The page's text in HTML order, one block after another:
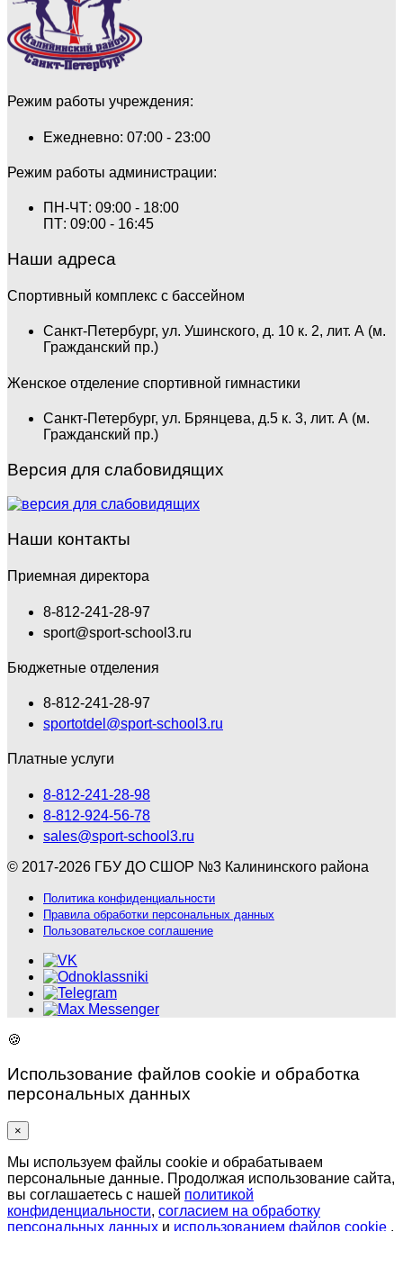
Режим работы учреждения:
Ежедневно: 07:00 - 23:00
Режим работы администрации:
ПН-ЧТ: 09:00 - 18:00
ПТ: 09:00 - 16:45
Наши адреса
Спортивный комплекс с бассейном
Санкт-Петербург, ул. Ушинского, д. 10 к. 2, лит. А (м.
Гражданский пр.)
Женское отделение спортивной гимнастики
Санкт-Петербург, ул. Брянцева, д.5 к. 3, лит. А (м.
Гражданский пр.)
Версия для слабовидящих
Наши контакты
Приемная директора
8-812-241-28-97
sport@sport-school3.ru
Бюджетные отделения
8-812-241-28-97
sportotdel@sport-school3.ru
Платные услуги
8-812-241-28-98
8-812-924-56-78
sales@sport-school3.ru
© 2017-2026 ГБУ ДО СШОР №3 Калининского района
Политика конфиденциальности
Правила обработки персональных данных
Пользовательское соглашение
🍪
Использование файлов cookie и обработка
персональных данных
×
Мы используем файлы cookie и обрабатываем
персональные данные. Продолжая использование сайта,
вы соглашаетесь с нашей политикой
конфиденциальности, согласием на обработку
персональных данных и использованием файлов cookie .